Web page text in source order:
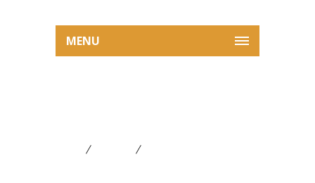
MENU